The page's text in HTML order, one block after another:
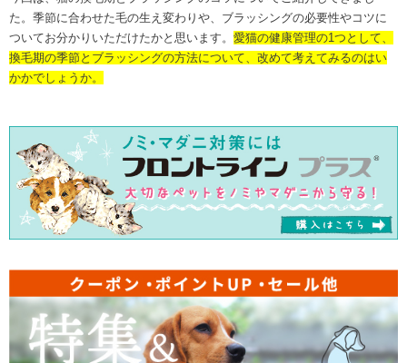
た。季節に合わせた毛の生え変わりや、ブラッシングの必要性やコツに
ついてお分かりいただけたかと思います。 愛猫の健康管理の1つとして、
換毛期の季節とブラッシングの方法について、改めて考えてみるのはい
かかでしょうか。